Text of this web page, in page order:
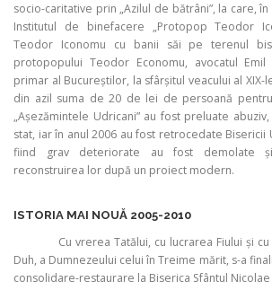
socio-caritative prin „Azilul de bătrâni”, la care,
Institutul de binefacere „Protopop Teodor
Teodor Iconomu cu banii săi pe terenul
protopopului Teodor Economu, avocatul Emil
primar al Bucureștilor, la sfârșitul veacului al
din azil suma de 20 de lei de persoană
„Aşezămintele Udricani” au fost preluate
stat, iar în anul 2006 au fost retrocedate Bisericii
fiind grav deteriorate au fost demolate
reconstruirea lor după un proiect modern.
ISTORIA MAI NOUĂ 2005-2010
Cu vrerea Tatălui, cu lucrarea Fiului şi
Duh, a Dumnezeului celui în Treime mărit, s-a
consolidare-restaurare la Biserica Sfântul